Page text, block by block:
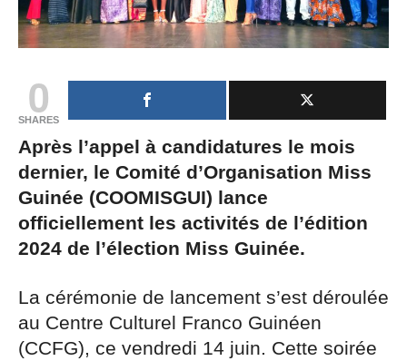
0
SHARES
Après l’appel à candidatures le mois
dernier, le Comité d’Organisation Miss
Guinée (COOMISGUI) lance
officiellement les activités de l’édition
2024 de l’élection Miss Guinée.
La cérémonie de lancement s’est déroulée
au Centre Culturel Franco Guinéen
(CCFG), ce vendredi 14 juin. Cette soirée